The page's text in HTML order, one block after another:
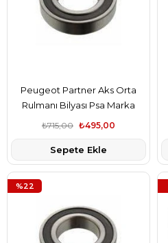
Peugeot Partner Aks Orta
Rulmanı Bilyası Psa Marka
3247.03
₺495,00
₺715,00
Sepete Ekle
%22